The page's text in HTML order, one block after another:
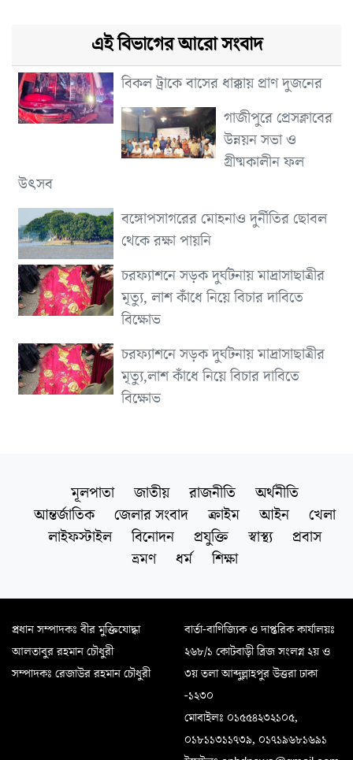
এই বিভাগের আরো সংবাদ
বিকল ট্রাকে বাসের ধাক্কায় প্রাণ দুজনের
গাজীপুরে প্রেসক্লাবের
উন্নয়ন সভা ও
গ্রীষ্মকালীন ফল
উৎসব
বঙ্গোপসাগরের মোহনাও দুর্নীতির ছোবল
থেকে রক্ষা পায়নি
চরফ্যাশনে সড়ক দুর্ঘটনায় মাদ্রাসাছাত্রীর
মৃত্যু, লাশ কাঁধে নিয়ে বিচার দাবিতে
বিক্ষোভ
চরফ্যাশনে সড়ক দুর্ঘটনায় মাদ্রাসাছাত্রীর
মৃত্যু,লাশ কাঁধে নিয়ে বিচার দাবিতে
বিক্ষোভ
মূলপাতা জাতীয় রাজনীতি
অর্থনীতি
আন্তর্জাতিক
জেলার সংবাদ ক্রাইম আইন
খেলা
লাইফস্টাইল
বিনোদন প্রযুক্তি স্বাস্থ্য
প্রবাস
ভ্রমণ
ধর্ম শিক্ষা
প্রধান সম্পাদকঃ বীর মুক্তিযোদ্ধা
আলতাবুর রহমান চৌধুরী
সম্পাদকঃ রেজাউর রহমান চৌধুরী
বার্তা-বাণিজ্যিক ও দাপ্তরিক কার্যালয়ঃ
২৬৮/১ কোটবাড়ী ব্রিজ সংলগ্ন ২য় ও
৩য় তলা আব্দুল্লাহপুর উত্তরা ঢাকা
-১২৩০
মোবাইলঃ ০১৫৫৪২৩২১০৫,
০১৮১১৩১১৭৩৯, ০১৭১৯৬৮১৬৯১